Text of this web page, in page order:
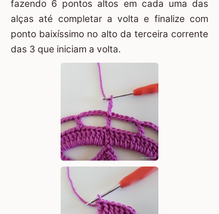
fazendo 6 pontos altos em cada uma das
alças até completar a volta e finalize com
ponto baixíssimo no alto da terceira corrente
das 3 que iniciam a volta.